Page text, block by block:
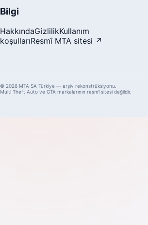
Bilgi
HakkındaGizlilikKullanım
koşullarıResmî MTA sitesi ↗
© 2026 MTA:SA Türkiye — arşiv rekonstrüksiyonu.
Multi Theft Auto ve GTA markalarının resmî sitesi değildir.